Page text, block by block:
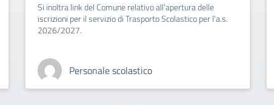
Si inoltra link del Comune relativo all'apertura delle
iscrizioni per il servizio di Trasporto Scolastico per l'a.s.
2026/2027.
Personale scolastico